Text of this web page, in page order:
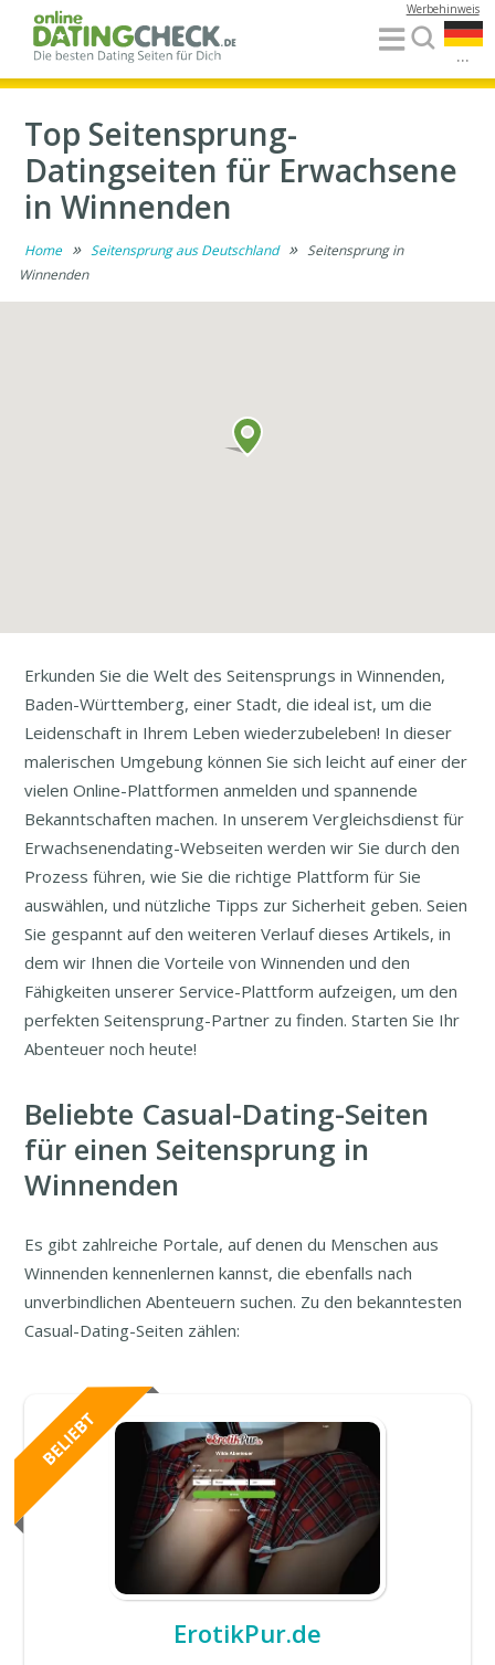
...
Werbehinweis
Top Seitensprung-
Datingseiten für Erwachsene
in Winnenden
Home » Seitensprung aus Deutschland » Seitensprung in
Winnenden
Erkunden Sie die Welt des Seitensprungs in Winnenden,
Baden-Württemberg, einer Stadt, die ideal ist, um die
Leidenschaft in Ihrem Leben wiederzubeleben! In dieser
malerischen Umgebung können Sie sich leicht auf einer der
vielen Online-Plattformen anmelden und spannende
Bekanntschaften machen. In unserem Vergleichsdienst für
Erwachsenendating-Webseiten werden wir Sie durch den
Prozess führen, wie Sie die richtige Plattform für Sie
auswählen, und nützliche Tipps zur Sicherheit geben. Seien
Sie gespannt auf den weiteren Verlauf dieses Artikels, in
dem wir Ihnen die Vorteile von Winnenden und den
Fähigkeiten unserer Service-Plattform aufzeigen, um den
perfekten Seitensprung-Partner zu finden. Starten Sie Ihr
Abenteuer noch heute!
Beliebte Casual-Dating-Seiten
für einen Seitensprung in
Winnenden
Es gibt zahlreiche Portale, auf denen du Menschen aus
Winnenden kennenlernen kannst, die ebenfalls nach
unverbindlichen Abenteuern suchen. Zu den bekanntesten
Casual-Dating-Seiten zählen:
ErotikPur.de